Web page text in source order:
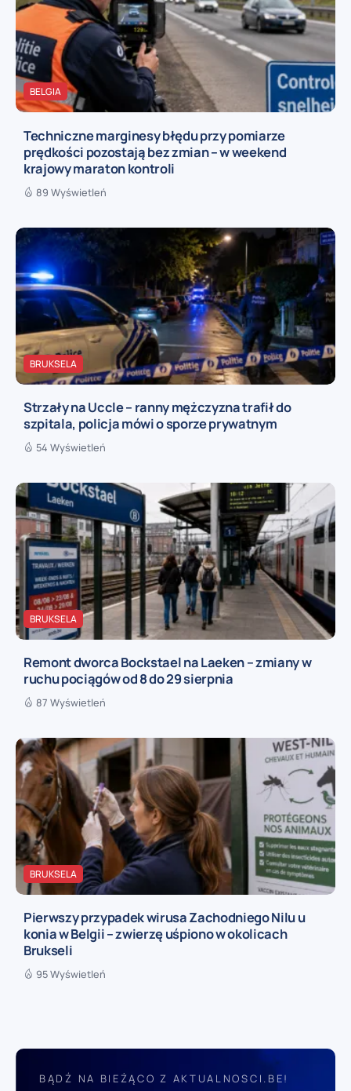
BELGIA
Techniczne marginesy błędu przy pomiarze
prędkości pozostają bez zmian – w weekend
krajowy maraton kontroli
89 Wyświetleń
BRUKSELA
Strzały na Uccle – ranny mężczyzna trafił do
szpitala, policja mówi o sporze prywatnym
54 Wyświetleń
BRUKSELA
Remont dworca Bockstael na Laeken – zmiany w
ruchu pociągów od 8 do 29 sierpnia
87 Wyświetleń
BRUKSELA
Pierwszy przypadek wirusa Zachodniego Nilu u
konia w Belgii – zwierzę uśpiono w okolicach
Brukseli
95 Wyświetleń
BĄDŹ NA BIEŻĄCO Z AKTUALNOSCI.BE!